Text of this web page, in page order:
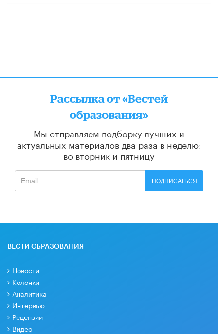
Рассылка от «Вестей
образования»
Мы отправляем подборку лучших и
актуальных материалов два раза в неделю:
во вторник и пятницу
ПОДПИСАТЬСЯ
ВЕСТИ ОБРАЗОВАНИЯ
Новости
Колонки
Аналитика
Интервью
Рецензии
Видео